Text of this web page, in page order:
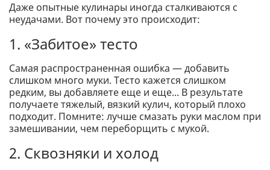
Даже опытные кулинары иногда сталкиваются с
неудачами. Вот почему это происходит:
1. «Забитое» тесто
Самая распространенная ошибка — добавить
слишком много муки. Тесто кажется слишком
редким, вы добавляете еще и еще... В результате
получаете тяжелый, вязкий кулич, который плохо
подходит. Помните: лучше смазать руки маслом при
замешивании, чем переборщить с мукой.
2. Сквозняки и холод